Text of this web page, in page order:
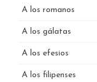
A los romanos
A los gálatas
A los efesios
A los filipenses